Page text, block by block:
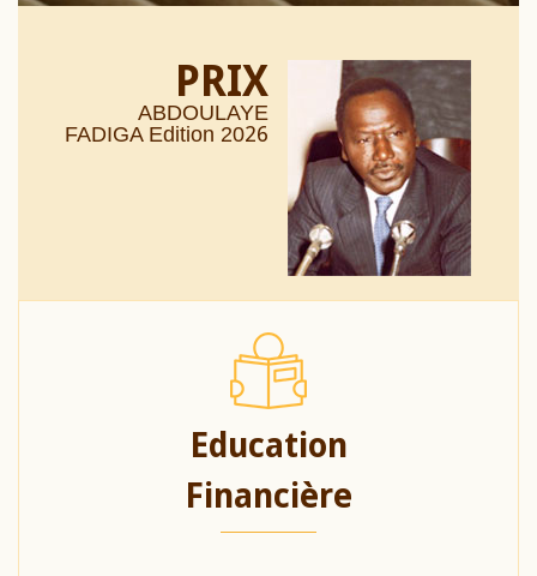
PRIX
ABDOULAYE
FADIGA Edition 2026
Education
Financière